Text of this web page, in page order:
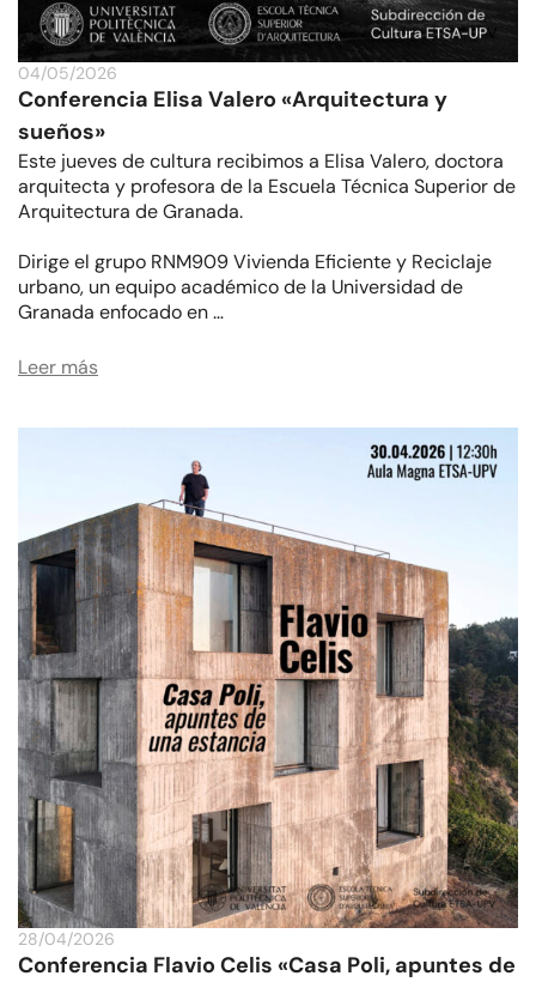
04/05/2026
Conferencia Elisa Valero «Arquitectura y
sueños»
Este jueves de cultura recibimos a Elisa Valero, doctora
arquitecta y profesora de la Escuela Técnica Superior de
Arquitectura de Granada.
Dirige el grupo RNM909 Vivienda Eficiente y Reciclaje
urbano, un equipo académico de la Universidad de
Granada enfocado en …
Leer más
28/04/2026
Conferencia Flavio Celis «Casa Poli, apuntes de